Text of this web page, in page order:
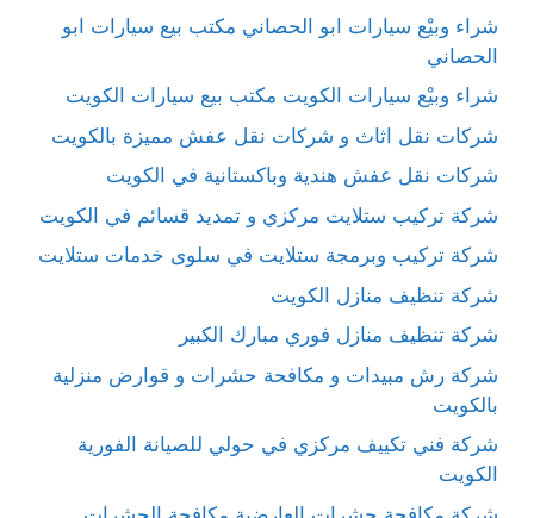
شراء وبيْع سيارات ابو الحصاني مكتب بيع سيارات ابو
الحصاني
شراء وبيْع سيارات الكويت مكتب بيع سيارات الكويت
شركات نقل اثاث و شركات نقل عفش مميزة بالكويت
شركات نقل عفش هندية وباكستانية في الكويت
شركة تركيب ستلايت مركزي و تمديد قسائم في الكويت
شركة تركيب وبرمجة ستلايت في سلوى خدمات ستلايت
شركة تنظيف منازل الكويت
شركة تنظيف منازل فوري مبارك الكبير
شركة رش مبيدات و مكافحة حشرات و قوارض منزلية
بالكويت
شركة فني تكييف مركزي في حولي للصيانة الفورية
الكويت